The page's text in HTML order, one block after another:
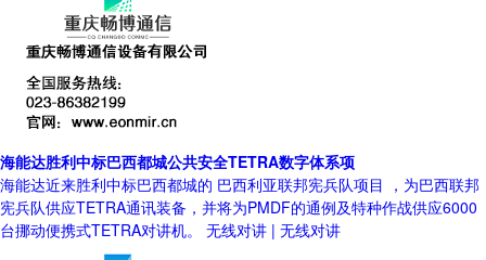
海能达胜利中标巴西都城公共安全TETRA数字体系项
海能达近来胜利中标巴西都城的 巴西利亚联邦宪兵队项目 ，为巴西联邦
宪兵队供应TETRA通讯装备，并将为PMDF的通例及特种作战供应6000
台挪动便携式TETRA对讲机。 无线对讲 | 无线对讲